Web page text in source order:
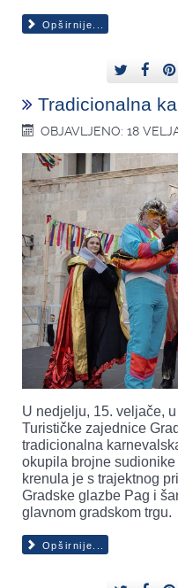
Opširnije...
Tradicionalna
OBJAVLJENO: 18
U nedjelju, 15. veljače,
Turističke zajednice
tradicionalna
okupila brojne
krenula je s trajektnog
Gradske glazbe Pag i
glavnom gradskom trgu.
Opširnije...